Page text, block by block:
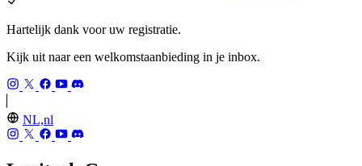
Hartelijk dank voor uw registratie.
Kijk uit naar een welkomstaanbieding in je inbox.
NL,nl